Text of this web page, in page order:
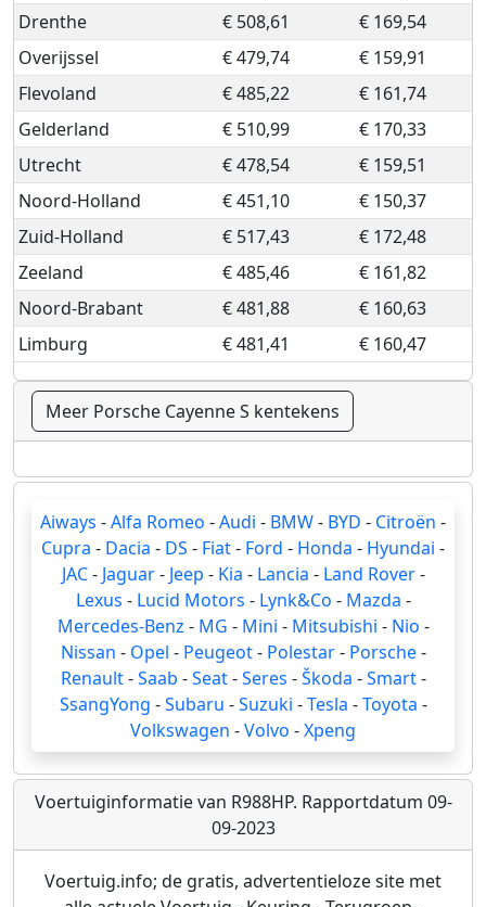
Drenthe
€ 508,61
€ 169,54
Overijssel
€ 479,74
€ 159,91
Flevoland
€ 485,22
€ 161,74
Gelderland
€ 510,99
€ 170,33
Utrecht
€ 478,54
€ 159,51
Noord-Holland
€ 451,10
€ 150,37
Zuid-Holland
€ 517,43
€ 172,48
Zeeland
€ 485,46
€ 161,82
Noord-Brabant
€ 481,88
€ 160,63
Limburg
€ 481,41 € 160,47
Meer Porsche Cayenne S kentekens
Aiways -Alfa Romeo -Audi - BMW- BYD - Citroën -
Cupra - Dacia - DS - Fiat- Ford - Honda - Hyundai -
JAC- Jaguar- Jeep - Kia - Lancia - Land Rover-
Lexus - Lucid Motors - Lynk&Co - Mazda -
Mercedes-Benz - MG - Mini - Mitsubishi - Nio -
Nissan - Opel - Peugeot- Polestar- Porsche-
Renault-Saab -Seat-Seres -Škoda -Smart-
SsangYong -Subaru -Suzuki -Tesla -Toyota -
Volkswagen -Volvo -Xpeng
Voertuiginformatie van R988HP. Rapportdatum 09-
09-2023
Voertuig.info; de gratis, advertentieloze site met